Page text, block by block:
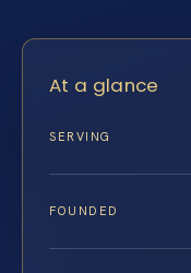
At a glance
SERVING
FOUNDED